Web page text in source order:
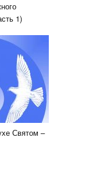
1)
Святом –